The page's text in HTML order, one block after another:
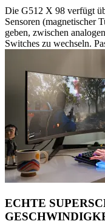
Die G512 X 98 verfügt
Sensoren (magnetischer
geben, zwischen
Switches zu wechseln.
ECHTE